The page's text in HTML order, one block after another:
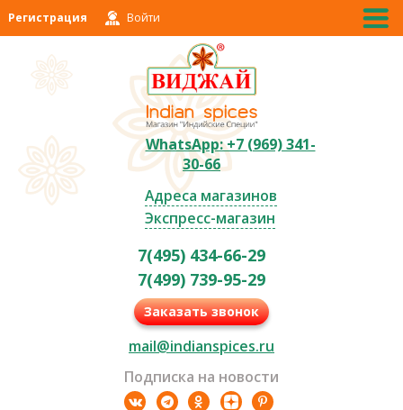
Регистрация Войти
WhatsApp: +7 (969) 341-
30-66
Адреса магазинов
Экспресс-магазин
7(495) 434-66-29
7(499) 739-95-29
Заказать звонок
mail@indianspices.ru
Подписка на новости